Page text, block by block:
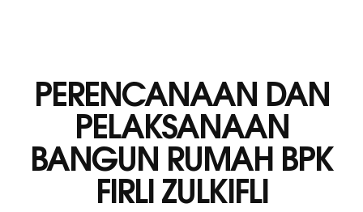
PERENCANAAN DAN
PELAKSANAAN
BANGUN RUMAH BPK
FIRLI ZULKIFLI